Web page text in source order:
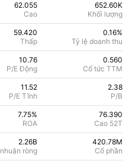
62.055
Cao
652.60K
Khối lượng
10.76
P/E Động
0.560
Cổ tức TTM
0.16%
Tỷ lệ doanh thu
59.420
Thấp
11.52
P/E Tĩnh
2.38
P/B
7.75%
ROA
76.390
Cao 52T
2.26B
ròng
420.78M
Cổ phần